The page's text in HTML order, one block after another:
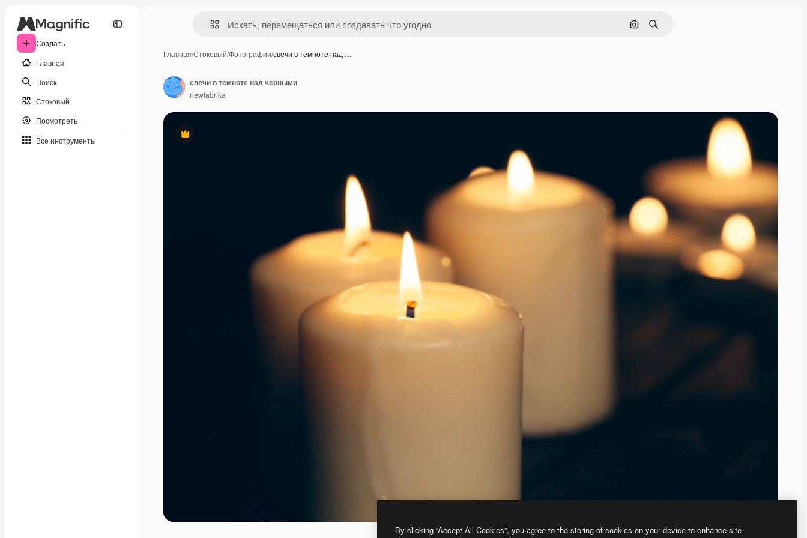
Создать
Главная
Поиск
Стоковый
Посмотреть
Все инструменты
Поиск по изображению
Поиск
Главная/Стоковый/Фотографии/свечи в темноте над …
Премиум
свечи в темноте над черными
newfabrika
By clicking “Accept All Cookies”, you agree to the storing of cookies on your device to enhance site